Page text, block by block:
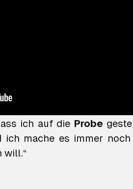
weiß ganz sicher, dass
ich auf die Probe
ich mache es immer
will.“